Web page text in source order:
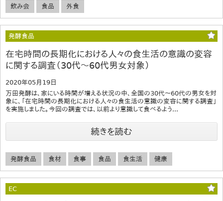
飲み会 食品 外食
発酵食品
在宅時間の長期化における人々の食生活の意識の変容
に関する調査（30代～60代男女対象）
2020年05月19日
万田発酵は、家にいる時間が増える状況の中、全国の30代～60代の男女を対
象に、「在宅時間の長期化における人々の食生活の意識の変容に関する調査」
を実施しました。今回の調査では、以前より意識して食べるよう...
続きを読む
発酵食品 食材 食事 食品 食生活 健康
EC